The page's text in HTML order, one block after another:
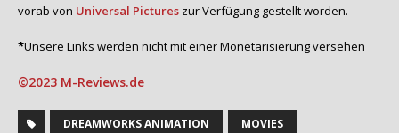
vorab von Universal Pictures zur Verfügung gestellt worden.
*Unsere Links werden nicht mit einer Monetarisierung versehen
©2023 M-Reviews.de
DREAMWORKS ANIMATION MOVIES